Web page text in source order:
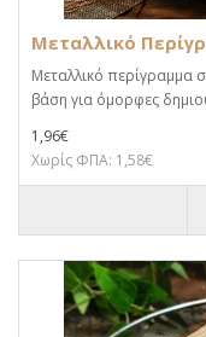
Μεταλλικό
Μεταλλικό περίγραμμα
βάση για όμορφες
1,96€
Χωρίς ΦΠΑ: 1,58€